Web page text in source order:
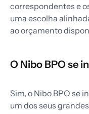
correspondentes e
uma escolha
ao orçamento
O Nibo BPO se
Sim, o Nibo BPO se
um dos seus